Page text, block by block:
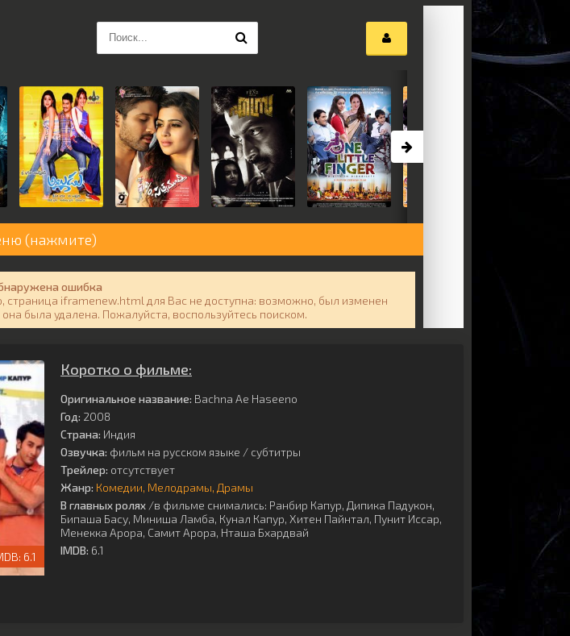
6.1
Коротко о фильме:
Оригинальное название: Bachna Ae Haseeno
Год: 2008
Страна: Индия
Озвучка: фильм на русском языке / субтитры
Трейлер: отсутствует
Жанр: Комедии Мелодрамы Драмы
В главных ролях /в фильме снимались: Ранбир Капур, Дипика Падукон,
Бипаша Басу, Миниша Ламба, Кунал Капур, Хитен Пайнтал, Пунит Иссар,
Менекка Арора, Самит Арора, Нташа Бхардвай
IMDB: 6.1